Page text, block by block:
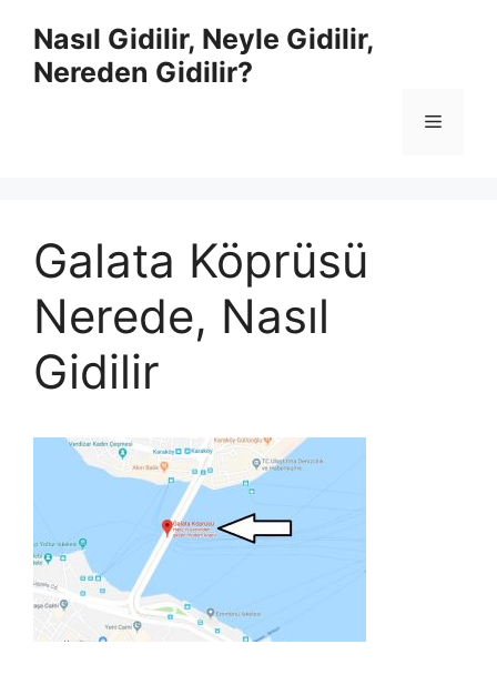
Nasıl Gidilir, Neyle Gidilir,
Nereden Gidilir?
Menü
Galata Köprüsü
Nerede, Nasıl
Gidilir